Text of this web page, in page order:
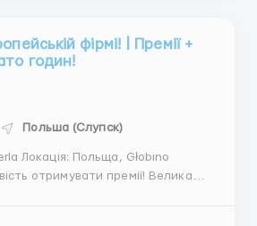
фірмі! | Премії +
годин!
Польша (Слупск)